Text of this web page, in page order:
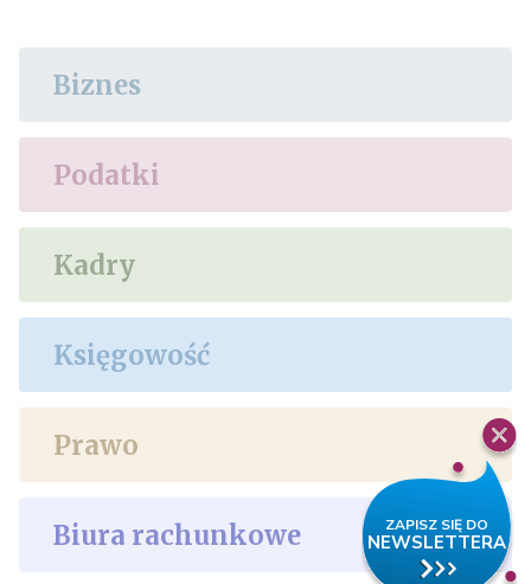
Biznes
Podatki
Kadry
Księgowość
Prawo
Biura rachunkowe